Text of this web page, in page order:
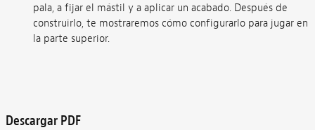
pala, a fijar el mástil y a aplicar un acabado. Después de
construirlo, te mostraremos cómo configurarlo para jugar en
la parte superior.
Descargar PDF